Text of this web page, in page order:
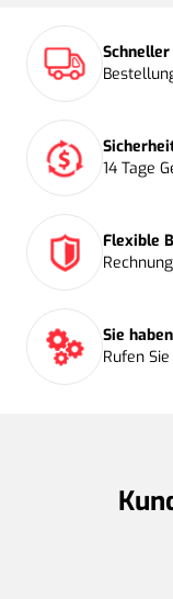
14 Tage
Flexible
Sie
Rufen